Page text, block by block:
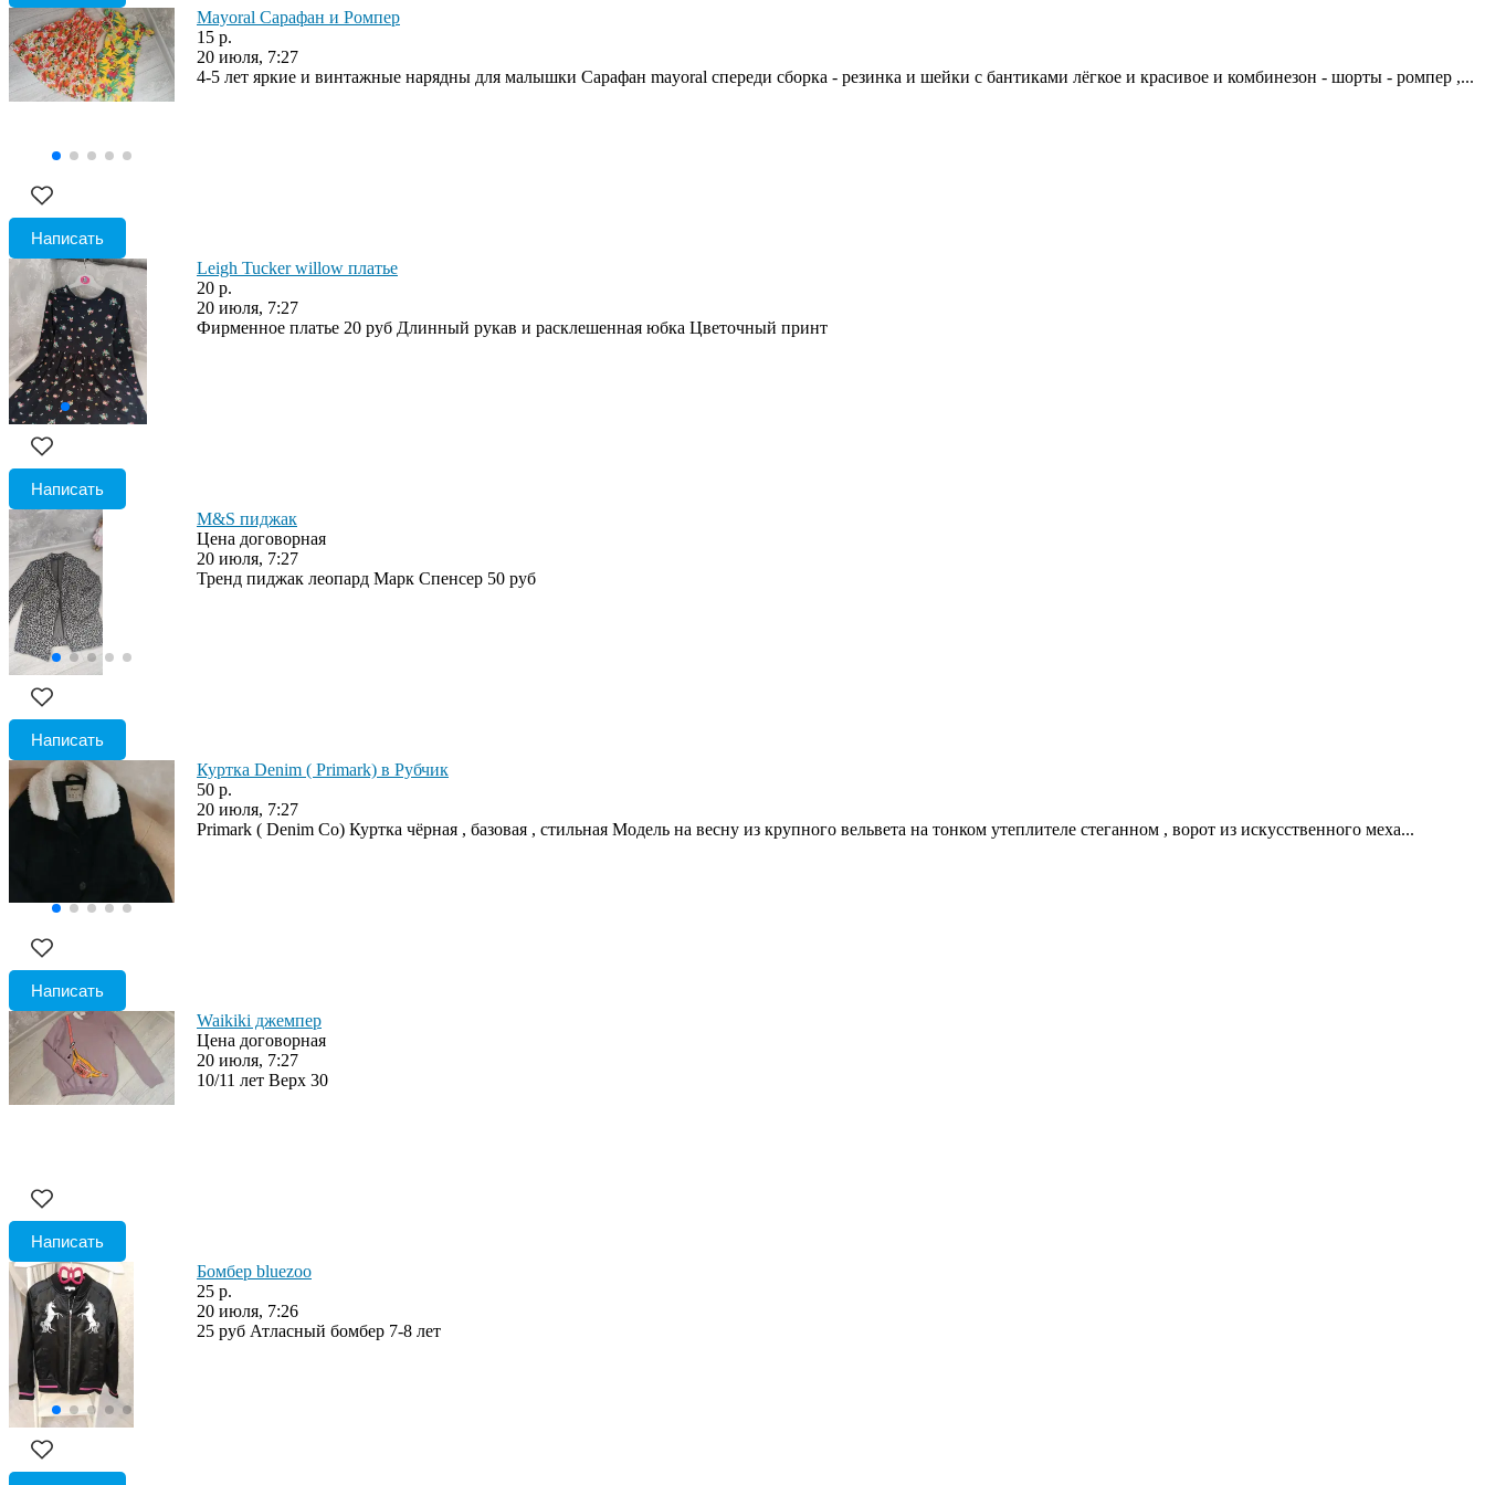
Mayoral Сарафан и Ромпер
15 р.
20 июля, 7:27
4-5 лет яркие и винтажные нарядны для малышки Сарафан mayoral спереди сборка - резинка и шейки с бантиками лёгкое и красивое и комбинезон - шорты - ромпер ,...
Написать
Leigh Tucker willow платье
20 р.
20 июля, 7:27
Фирменное платье 20 руб Длинный рукав и расклешенная юбка Цветочный принт
Написать
M&S пиджак
Цена договорная
20 июля, 7:27
Тренд пиджак леопард Марк Спенсер 50 руб
Написать
Куртка Denim ( Primark) в Рубчик
50 р.
20 июля, 7:27
Primark ( Denim Co) Куртка чёрная , базовая , стильная Модель на весну из крупного вельвета на тонком утеплителе стеганном , ворот из искусственного меха...
Написать
Waikiki джемпер
Цена договорная
20 июля, 7:27
10/11 лет Верх 30
Написать
Бомбер bluezoо
25 р.
20 июля, 7:26
25 руб Атласный бомбер 7-8 лет